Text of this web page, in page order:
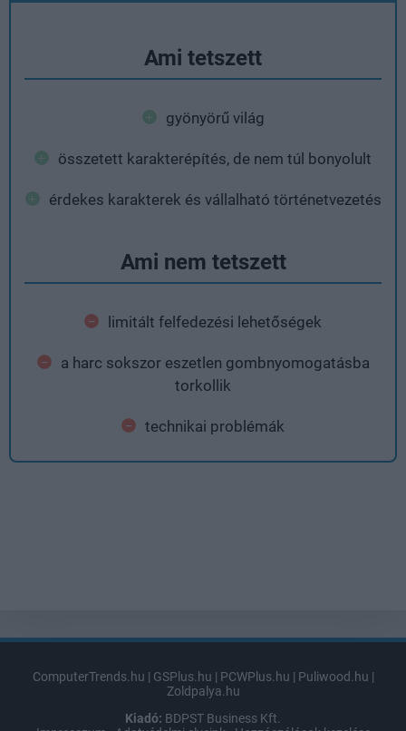
Ami tetszett
gyönyörű világ
összetett karakterépítés, de nem túl bonyolult
érdekes karakterek és vállalható történetvezetés
Ami nem tetszett
limitált felfedezési lehetőségek
a harc sokszor eszetlen gombnyomogatásba
torkollik
technikai problémák
ComputerTrends.hu | GSPlus.hu | PCWPlus.hu | Puliwood.hu |
Zoldpalya.hu
Kiadó: BDPST Business Kft.